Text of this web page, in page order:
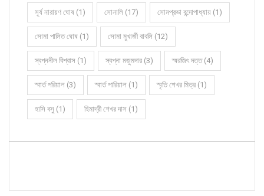
সূর্য নারায়ণ ঘোষ (1) সোনালি (17) সোমপ্রভা বন্দোপাধ্যায় (1)
সোমা পালিত ঘোষ (1) সোমা মুখার্জী বাবলি (12)
স্বপ্ননীল বিশ্বাস (1) স্বপ্না মজুমদার (3) স্মরজিৎ দত্ত (4)
স্মার্ত পরিয়াল (3) স্মার্ত পারিয়াল (1) স্মৃতি শেখর মিত্র (1)
হাসি বসু (1) হিমাদ্রী শেখর দাস (1)